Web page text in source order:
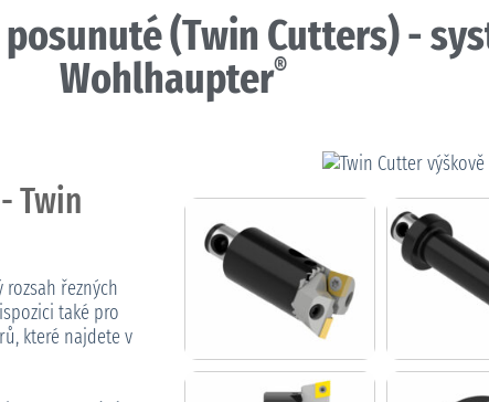
(Twin Cutters) -
Wohlhaupter®
Twin
řezných
také pro
které najdete v